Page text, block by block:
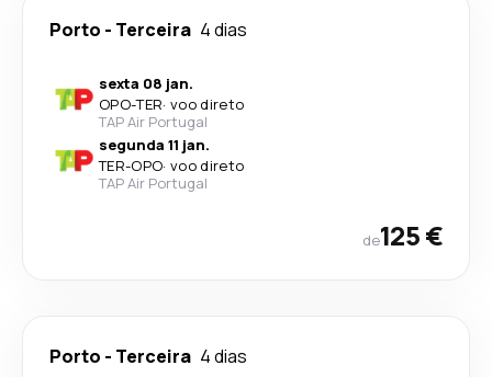
Porto - Terceira 4 dias
sexta 08 jan.
OPO-TER· voo direto
TAP Air Portugal
segunda 11 jan.
TER-OPO· voo direto
TAP Air Portugal
de125 €
Porto - Terceira 4 dias